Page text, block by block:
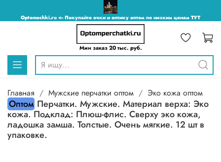
Optomochki.ru <-- Покупайте очки и оптику оптом по низким ценам ТУТ
Мин заказ 20 тыс. руб.
Главная Мужские перчатки оптом Эко кожа оптом
Оптом Перчатки. Мужские. Материал верха: Эко
кожа. Подклад: Плюш-флис. Сверху эко кожа,
ладошка замша. Толстые. Очень мягкие. 12 шт в
упаковке.